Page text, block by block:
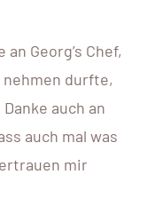
Georg’s Chef,
durfte,
auch an
auch mal was
mir